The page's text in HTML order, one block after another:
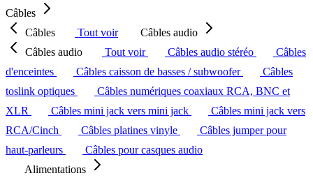
Câbles
Câbles
Tout voir
Câbles audio
Câbles audio
Tout voir Câbles audio stéréo
Câbles
d'enceintes
Câbles caisson de basses / subwoofer
Câbles
toslink optiques
Câbles numériques coaxiaux RCA, BNC et
XLR
Câbles mini jack vers mini jack
Câbles mini jack vers
RCA/Cinch
Câbles platines vinyle
Câbles jumper pour
haut-parleurs
Câbles pour casques audio
Alimentations